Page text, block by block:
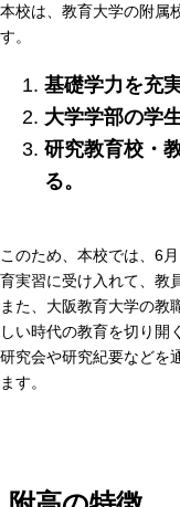
本校は、教育大学の附属
す。
基礎学力を充
大学学部の学
研究教育校・
る。
このため、本校では、6
育実習に受け入れて、教
また、大阪教育大学の教
しい時代の教育を切り開
研究会や研究紀要などを
ます。